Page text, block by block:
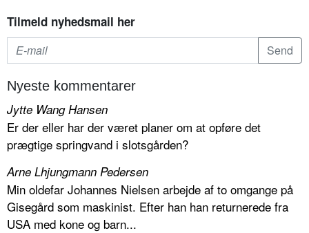
Tilmeld nyhedsmail her
Nyeste kommentarer
Jytte Wang Hansen
Er der eller har der været planer om at opføre det
prægtige springvand i slotsgården?
Arne Lhjungmann Pedersen
Min oldefar Johannes Nielsen arbejde af to omgange på
Gisegård som maskinist. Efter han han returnerede fra
USA med kone og barn...